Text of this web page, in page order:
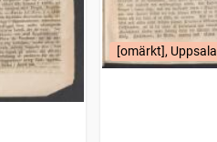
[omärkt], Uppsala